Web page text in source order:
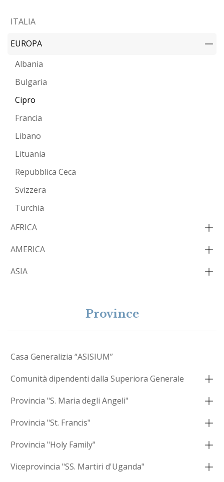
ITALIA
EUROPA
Albania
Bulgaria
Cipro
Francia
Libano
Lituania
Repubblica Ceca
Svizzera
Turchia
AFRICA
AMERICA
ASIA
Province
Casa Generalizia “ASISIUM”
Comunità dipendenti dalla Superiora Generale
Provincia "S. Maria degli Angeli"
Provincia "St. Francis"
Provincia "Holy Family"
Viceprovincia "SS. Martiri d'Uganda"